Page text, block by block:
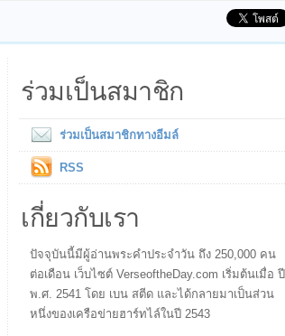
ร่วมเป็นสมาชิก
ร่วมเป็นสมาชิกทางอีมล์
RSS
เกี่ยวกับเรา
ปัจจุบันนี้มีผู้อ่านพระคำประจำวัน ถึง 250,000 คน
ต่อเดือน เว็บไซต์ VerseoftheDay.com เริ่มต้นเมื่อ ปี
พ.ศ. 2541 โดย เบน สตีด และได้กลายมาเป็นส่วน
หนึ่งของเครือข่ายฮาร์ทไล์ในปี 2543